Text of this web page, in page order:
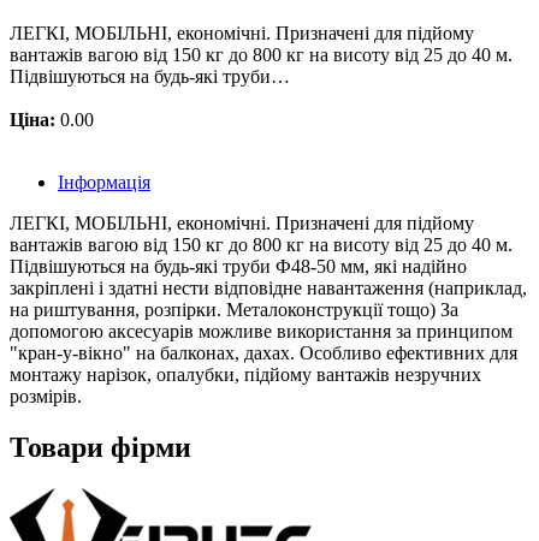
ЛЕГКІ, МОБІЛЬНІ, економічнi. Призначені для підйому
вантажів вагою від 150 кг до 800 кг на висоту від 25 до 40 м.
Підвішуються на будь-які труби…
Ціна: 0.00
Інформація
ЛЕГКІ, МОБІЛЬНІ, економічнi. Призначені для підйому
вантажів вагою від 150 кг до 800 кг на висоту від 25 до 40 м.
Підвішуються на будь-які труби Ф48-50 мм, які надійно
закріплені і здатні нести відповідне навантаження (наприклад,
на риштування, розпірки. Металоконструкції тощо) За
допомогою аксесуарів можливе використання за принципом
"кран-у-вікно" на балконах, дахах. Особливо ефективних для
монтажу нарізок, опалубки, підйому вантажів незручних
розмірів.
Товари фірми